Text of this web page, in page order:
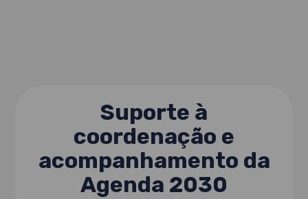
Suporte à
coordenação e
acompanhamento da
Agenda 2030